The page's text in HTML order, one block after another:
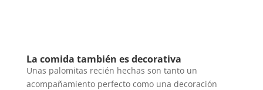
La comida también es decorativa
Unas palomitas recién hechas son tanto un
acompañamiento perfecto como una decoración